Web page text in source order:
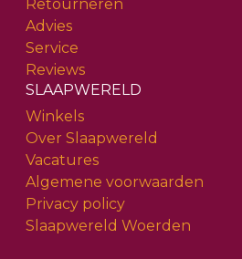
Retourneren
Advies
Service
Reviews
SLAAPWERELD
Winkels
Over Slaapwereld
Vacatures
Algemene voorwaarden
Privacy policy
Slaapwereld Woerden